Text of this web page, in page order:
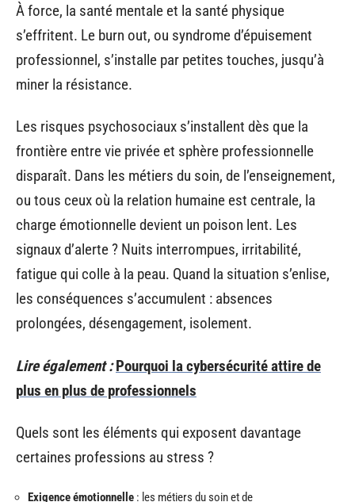
À force, la santé mentale et la santé physique
s’effritent. Le burn out, ou syndrome d’épuisement
professionnel, s’installe par petites touches, jusqu’à
miner la résistance.
Les risques psychosociaux s’installent dès que la
frontière entre vie privée et sphère professionnelle
disparaît. Dans les métiers du soin, de l’enseignement,
ou tous ceux où la relation humaine est centrale, la
charge émotionnelle devient un poison lent. Les
signaux d’alerte ? Nuits interrompues, irritabilité,
fatigue qui colle à la peau. Quand la situation s’enlise,
les conséquences s’accumulent : absences
prolongées, désengagement, isolement.
Lire également : Pourquoi la cybersécurité attire de
plus en plus de professionnels
Quels sont les éléments qui exposent davantage
certaines professions au stress ?
Exigence émotionnelle : les métiers du soin et de